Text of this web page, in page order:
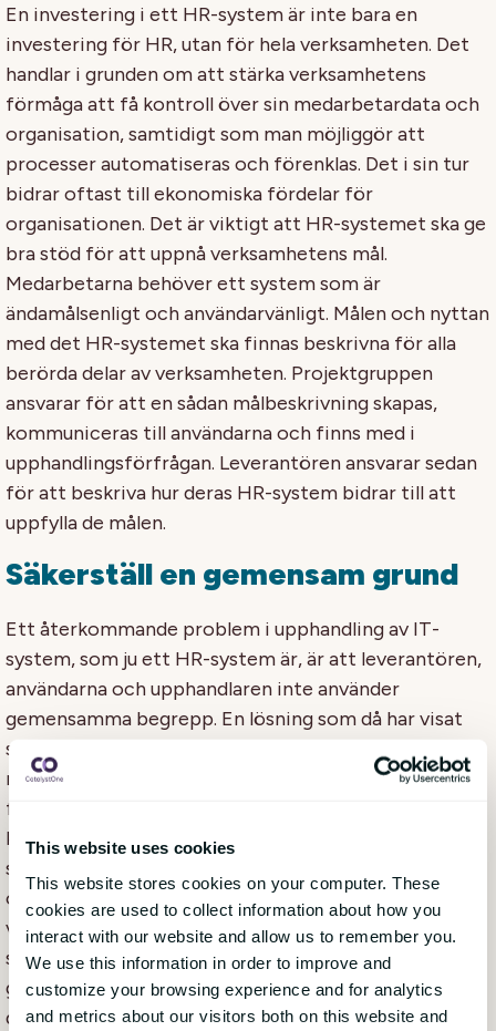
This website uses cookies
This website stores cookies on your computer. These
cookies are used to collect information about how you
interact with our website and allow us to remember you.
We use this information in order to improve and
customize your browsing experience and for analytics
and metrics about our visitors both on this website and
En investering i ett HR-system är inte bara en
investering för HR, utan för hela verksamheten. Det
handlar i grunden om att stärka verksamhetens
förmåga att få kontroll över sin medarbetardata och
organisation, samtidigt som man möjliggör att
processer automatiseras och förenklas. Det i sin tur
bidrar oftast till ekonomiska fördelar för
organisationen. Det är viktigt att HR-systemet ska ge
bra stöd för att uppnå verksamhetens mål.
Medarbetarna behöver ett system som är
ändamålsenligt och användarvänligt. Målen och nyttan
med det HR-systemet ska finnas beskrivna för alla
berörda delar av verksamheten. Projektgruppen
ansvarar för att en sådan målbeskrivning skapas,
kommuniceras till användarna och finns med i
upphandlingsförfrågan. Leverantören ansvarar sedan
för att beskriva hur deras HR-system bidrar till att
uppfylla de målen.
Säkerställ en gemensam grund
Ett återkommande problem i upphandling av IT-
system, som ju ett HR-system är, är att leverantören,
användarna och upphandlaren inte använder
gemensamma begrepp. En lösning som då har visat
sig effektiv är att beskriva arbetsprocesser och
målbild, vad ni önskar att uppnå och vilken
funktionalitet är grundläggande för era behov. En
kravspecificering som gör det möjligt för alla att ge
synpunkter utan missförstånd. Men det säkerställer
också att leverantören får en möjlighet att visa på
vilket sätt just deras system uppfyller era behov av
systemstöd. Det är alltså bra att tidigt ha en
genomgång av begreppen för att hitta gemensamma
definitioner.